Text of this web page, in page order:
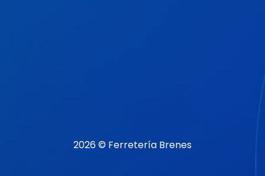
2026 © Ferretería Brenes